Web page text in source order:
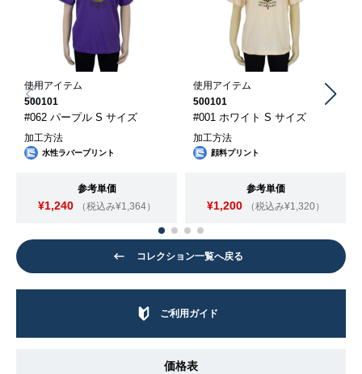
ご利用ガイド
価格表
使用アイテム
500101
#062 パープル S サイズ
加工方法
水性ラバープリント
参考単価
¥1,240 （税込み¥1,364）
使用アイテム
500101
#001 ホワイト S サイズ
加工方法
顔料プリント
参考単価
¥1,200 （税込み¥1,320）
コレクション一覧へ戻る